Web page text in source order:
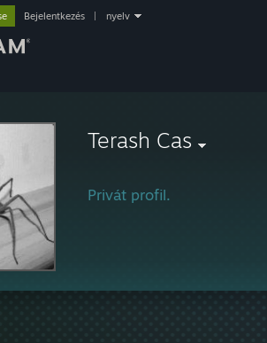
Bejelentkezés nyelv
Terash Cas
Privát profil.